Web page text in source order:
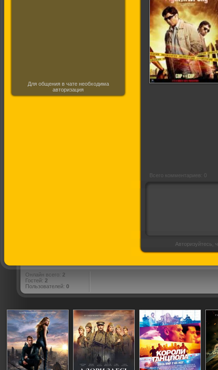
Для общения в чате необходима
авторизация
Всего комментариев: 0
Авторизуйтесь,
Онлайн всего: 2
Гостей: 2
Пользователей: 0